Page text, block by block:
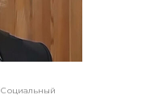
Социальный